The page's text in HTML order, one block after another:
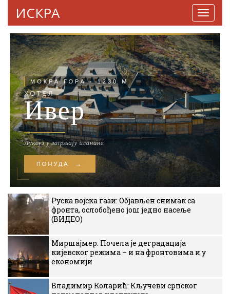
ИСКРА
Руска војска гази: Објављен снимак са
фронта, ослобођено још једно насеље
(ВИДЕО)
Миршајмер: Почела је деградација
кијевског режима – и на фронтовима и у
економији
Владимир Коларић: Кључеви српског